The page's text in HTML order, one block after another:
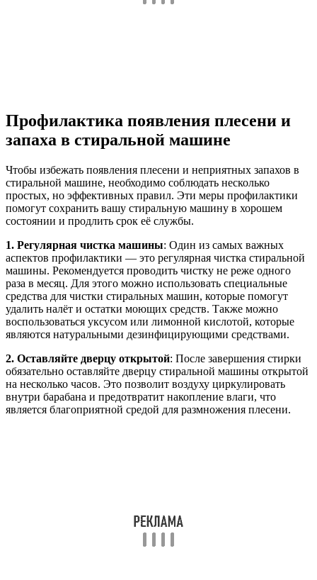
Профилактика появления плесени и
запаха в стиральной машине
Чтобы избежать появления плесени и неприятных запахов в
стиральной машине, необходимо соблюдать несколько
простых, но эффективных правил. Эти меры профилактики
помогут сохранить вашу стиральную машину в хорошем
состоянии и продлить срок её службы.
1. Регулярная чистка машины: Один из самых важных
аспектов профилактики — это регулярная чистка стиральной
машины. Рекомендуется проводить чистку не реже одного
раза в месяц. Для этого можно использовать специальные
средства для чистки стиральных машин, которые помогут
удалить налёт и остатки моющих средств. Также можно
воспользоваться уксусом или лимонной кислотой, которые
являются натуральными дезинфицирующими средствами.
2. Оставляйте дверцу открытой: После завершения стирки
обязательно оставляйте дверцу стиральной машины открытой
на несколько часов. Это позволит воздуху циркулировать
внутри барабана и предотвратит накопление влаги, что
является благоприятной средой для размножения плесени.